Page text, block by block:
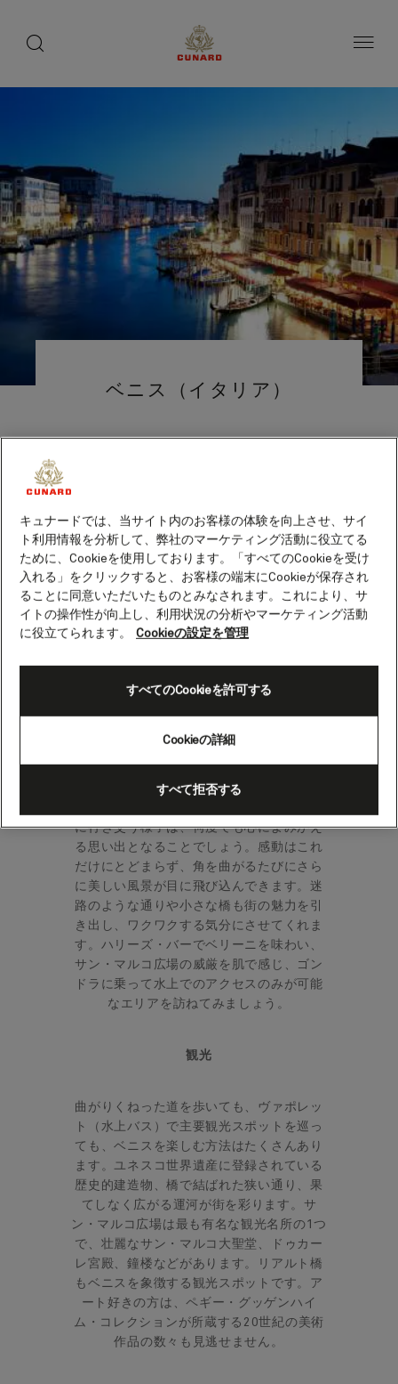
へ
ベニス（イタリア）
ベニスでは、ゴンドラに乗って迷路のよう
に入り組んだ市場やカフェを巡りましょ
う。その後、ハリーズ・バーに立ち寄りベ
リーニカクテルをぜひお試しください。こ
のユニークな街では、体験することすべて
ベニスへようこそ
ベニスのような街は世界中のどこにもな
く、カナル・グランデを初めて見た時の感
動も他では味わえません。ドーム型の大聖
に行き交う様子は、何度でも心によみがえ
る思い出となることでしょう。感動はこれ
だけにとどまらず、角を曲がるたびにさら
に美しい風景が目に飛び込んできます。迷
路のような通りや小さな橋も街の魅力を引
き出し、ワクワクする気分にさせてくれま
す。ハリーズ・バーでベリーニを味わい、
サン・マルコ広場の威厳を肌で感じ、ゴン
ドラに乗って水上でのアクセスのみが可能
なエリアを訪ねてみましょう。
観光
曲がりくねった道を歩いても、ヴァポレッ
ト（水上バス）で主要観光スポットを巡っ
ても、ベニスを楽しむ方法はたくさんあり
ます。ユネスコ世界遺産に登録されている
歴史的建造物、橋で結ばれた狭い通り、果
てしなく広がる運河が街を彩ります。サ
ン・マルコ広場は最も有名な観光名所の1つ
で、壮麗なサン・マルコ大聖堂、ドゥカー
レ宮殿、鐘楼などがあります。リアルト橋
もベニスを象徴する観光スポットです。ア
ート好きの方は、ペギー・グッゲンハイ
ム・コレクションが所蔵する20世紀の美術
作品の数々も見逃せません。
キュナードでは、当サイト内のお客様の体験を向上させ、サイ
ト利用情報を分析して、弊社のマーケティング活動に役立てる
ために、Cookieを使用しております。「すべてのCookieを受け
入れる」をクリックすると、お客様の端末にCookieが保存され
ることに同意いただいたものとみなされます。これにより、サ
イトの操作性が向上し、利用状況の分析やマーケティング活動
に役立てられます。
Cookieの設定を管理
Cookieの詳細
すべて拒否する
すべてのCookieを許可する